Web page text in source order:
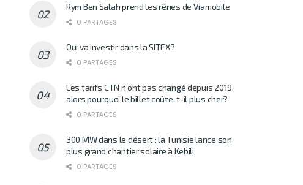
Rym Ben Salah prend les rênes de Viamobile
0 PARTAGES
Qui va investir dans la SITEX?
0 PARTAGES
Les tarifs CTN n’ont pas changé depuis 2019,
alors pourquoi le billet coûte-t-il plus cher?
0 PARTAGES
300 MW dans le désert : la Tunisie lance son
plus grand chantier solaire à Kebili
0 PARTAGES